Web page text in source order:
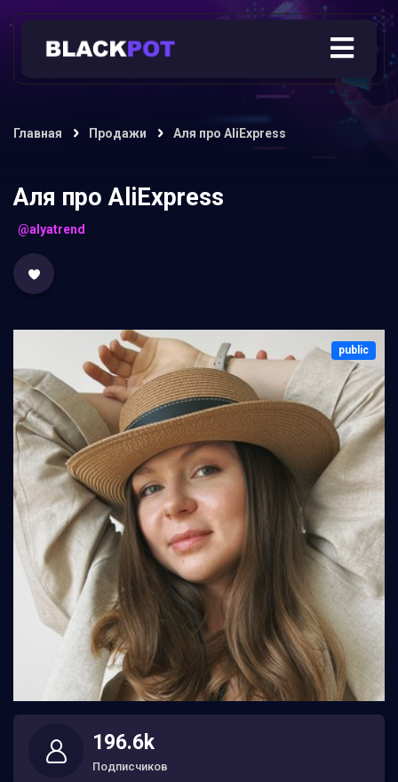
Главная Продажи Аля про AliExpress
Аля про AliExpress
@alyatrend
public
196.6k
Подписчиков